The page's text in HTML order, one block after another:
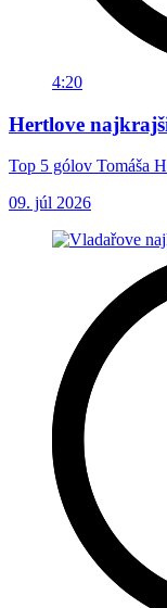
4:20
Hertlove
Top 5 gólov Tomáša
09. júl 2026